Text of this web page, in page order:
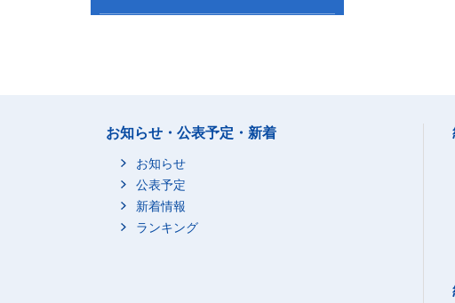
お知らせ・公表予定・新着
お知らせ
公表予定
新着情報
ランキング